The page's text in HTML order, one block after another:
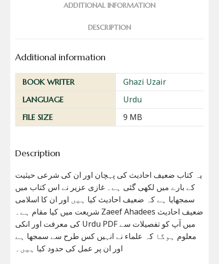
ADDITIONAL INFORMATION
DESCRIPTION
Additional information
BOOK WRITER Ghazi Uzair
LANGUAGE Urdu
FILE SIZE 9 MB
Description
یہ کتاب ضعیف احادیث کی پہچان اور ان کی شرعی حیثیت
کے بارے میں لکھی گئی ہے۔ غازی عزیر نے اس کتاب میں
سمجھایا ہے کہ ضعیف احادیث کیا ہیں اور ان کا اسلامی
شریعت میں کیا مقام ہے۔ Zaeef Ahadees ضعیف احادیث
کی معرفت اور انکی Urdu PDF میں آپ کو تفصیلات سے
معلوم ہوگا کہ علماء نے انہیں کس طرح سے سمجھا ہے
اور ان پر عمل کی حدود کیا ہیں۔